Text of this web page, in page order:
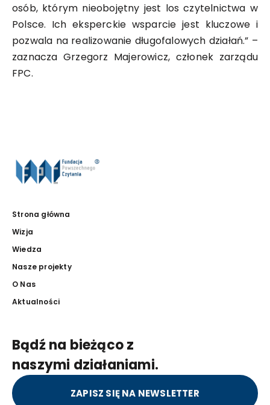
osób, którym nieobojętny jest los czytelnictwa w
Polsce. Ich eksperckie wsparcie jest kluczowe i
pozwala na realizowanie długofalowych działań.” –
zaznacza Grzegorz Majerowicz, członek zarządu
FPC.
Strona główna
Wizja
Wiedza
Nasze projekty
O Nas
Aktualności
Bądź na bieżąco z
naszymi działaniami.
ZAPISZ SIĘ NA NEWSLETTER